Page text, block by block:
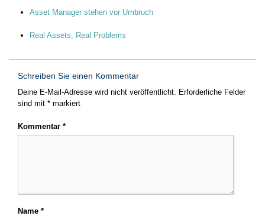
Asset Manager stehen vor Umbruch
Real Assets, Real Problems
Schreiben Sie einen Kommentar
Deine E-Mail-Adresse wird nicht veröffentlicht. Erforderliche Felder
sind mit * markiert
Kommentar *
Name *